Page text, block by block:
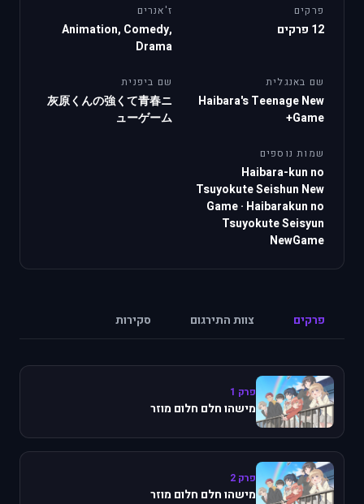
פרקים
12 פרקים
ז'אנרים
Animation, Comedy,
Drama
שם באנגלית
Haibara's Teenage New
Game+
שם ביפנית
灰原くんの強くて青春ニ
ューゲーム
שמות נוספים
Haibara-kun no
Tsuyokute Seishun New
Game· Haibarakun no
Tsuyokute Seisyun
NewGame
פרקים צוות התירגום סקירות
פרק 1
מישהו חלם חלום מוזר
פרק 2
מישהו חלם חלום מוזר